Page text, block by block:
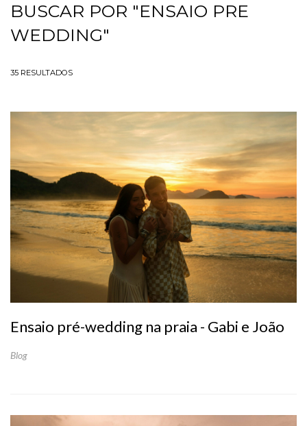
BUSCAR POR "ENSAIO PRE
WEDDING"
35 RESULTADOS
Ensaio pré-wedding na praia - Gabi e João
Blog